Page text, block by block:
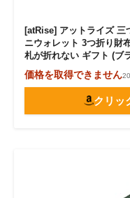
[atRise] アットライズ 三
ニウォレット 3つ折り財
札が折れない ギフト (ブ
価格を取得できません
クリッ